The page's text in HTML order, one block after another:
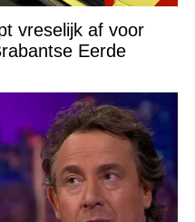
vreselijk af voor
Eerde